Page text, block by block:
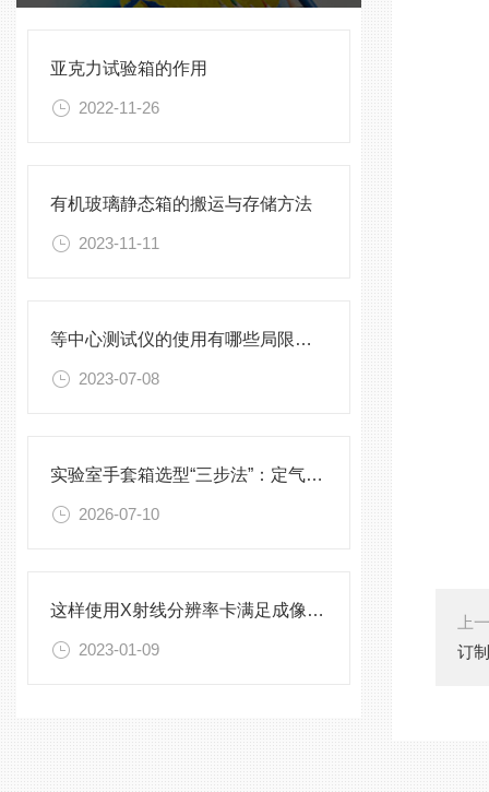
亚克力试验箱的作用
2022-11-26
有机玻璃静态箱的搬运与存储方法
2023-11-11
等中心测试仪的使用有哪些局限性？
2023-07-08
实验室手套箱选型“三步法”：定气氛、定压差、定配件
2026-07-10
这样使用X射线分辨率卡满足成像系统的测试需求
2023-01-09
上
订